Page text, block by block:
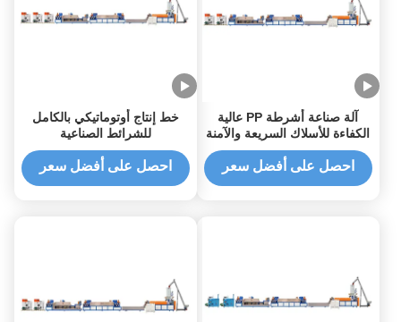
آلة صناعة أشرطة PP عالية
الكفاءة للأسلاك السريعة والآمنة
احصل على أفضل سعر
خط إنتاج أوتوماتيكي بالكامل
للشرائط الصناعية
احصل على أفضل سعر